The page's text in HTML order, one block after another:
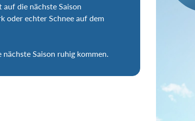
auf die nächste Saison
oder echter Schnee auf dem
Saison ruhig kommen.